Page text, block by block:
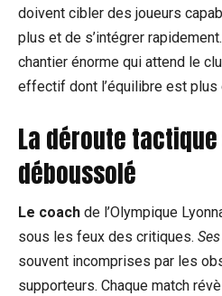
doivent cibler des joueurs
plus et de s’intégrer rapidement.
chantier énorme qui attend le
effectif dont l’équilibre est plus
La déroute
déboussolé
Le coach de l’Olympique
sous les feux des critiques.
souvent incomprises par les
supporteurs. Chaque match